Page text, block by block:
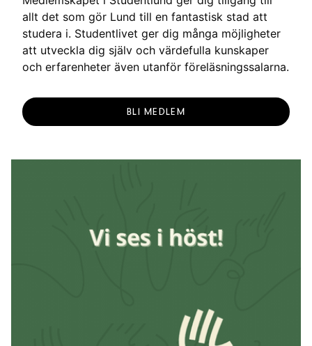
allt det som gör Lund till en fantastisk stad att
studera i. Studentlivet ger dig många möjligheter
att utveckla dig själv och värdefulla kunskaper
och erfarenheter även utanför föreläsningssalarna.
BLI MEDLEM